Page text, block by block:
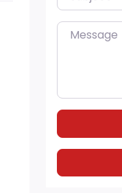
Message